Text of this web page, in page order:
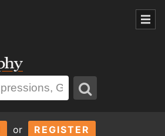
or REGISTER